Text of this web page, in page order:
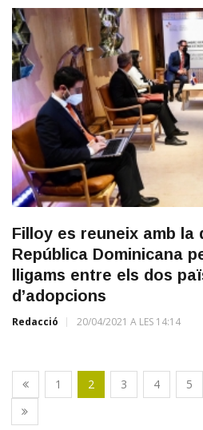
Filloy es reuneix amb la
República Dominicana
lligams entre els dos
d’adopcions
Redacció 20/04/2021 A LES 14:14
1 2 3 4 5